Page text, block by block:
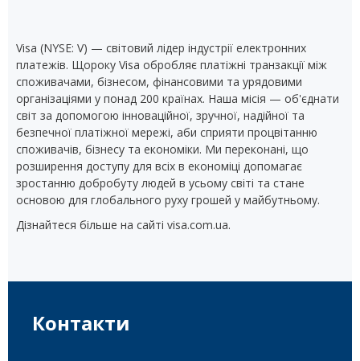
Visa (NYSE: V) — світовий лідер індустрії електронних
платежів. Щороку Visa обробляє платіжні транзакції між
споживачами, бізнесом, фінансовими та урядовими
організаціями у понад 200 країнах. Наша місія — об'єднати
світ за допомогою інноваційної, зручної, надійної та
безпечної платіжної мережі, аби сприяти процвітанню
споживачів, бізнесу та економіки. Ми переконані, що
розширення доступу для всіх в економіці допомагає
зростанню добробуту людей в усьому світі та стане
основою для глобального руху грошей у майбутньому.
Дізнайтеся більше на сайті visa.com.ua.
Контакти